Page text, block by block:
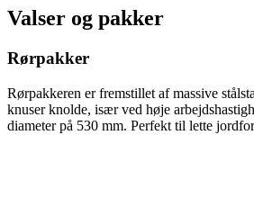
Valser og pakker
Rørpakker
Rørpakkeren er fremstillet af massive
knuser knolde, især ved høje
diameter på 530 mm. Perfekt til lette